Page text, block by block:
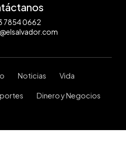
7854 0662
Noticias Vida
Dinero y Negocios